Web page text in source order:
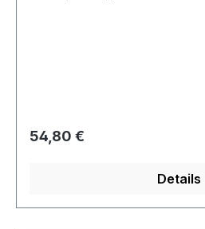
Regulärer Preis:
54,80 €
Details